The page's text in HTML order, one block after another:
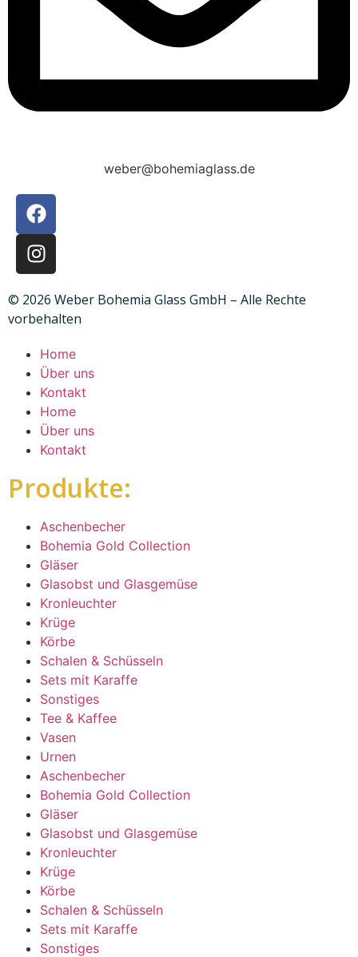
weber@bohemiaglass.de
© 2026 Weber Bohemia Glass GmbH – Alle Rechte
vorbehalten
Home
Über uns
Kontakt
Home
Über uns
Kontakt
Produkte:
Aschenbecher
Bohemia Gold Collection
Gläser
Glasobst und Glasgemüse
Kronleuchter
Krüge
Körbe
Schalen & Schüsseln
Sets mit Karaffe
Sonstiges
Tee & Kaffee
Vasen
Urnen
Aschenbecher
Bohemia Gold Collection
Gläser
Glasobst und Glasgemüse
Kronleuchter
Krüge
Körbe
Schalen & Schüsseln
Sets mit Karaffe
Sonstiges